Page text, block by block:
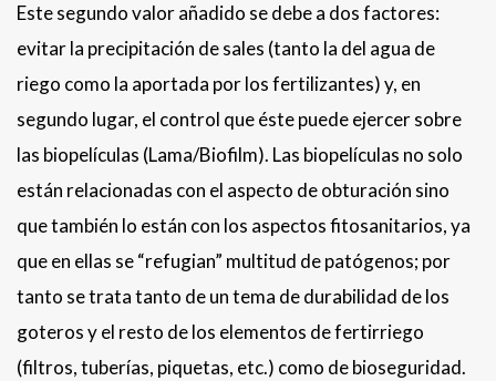
Este segundo valor añadido se debe a dos factores:
evitar la precipitación de sales (tanto la del agua de
riego como la aportada por los fertilizantes) y, en
segundo lugar, el control que éste puede ejercer sobre
las biopelículas (Lama/Biofilm). Las biopelículas no solo
están relacionadas con el aspecto de obturación sino
que también lo están con los aspectos fitosanitarios, ya
que en ellas se “refugian” multitud de patógenos; por
tanto se trata tanto de un tema de durabilidad de los
goteros y el resto de los elementos de fertirriego
(filtros, tuberías, piquetas, etc.) como de bioseguridad.